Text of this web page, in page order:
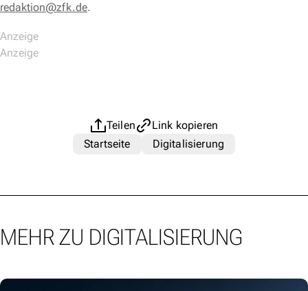
redaktion@zfk.de.
Teilen
Link kopieren
Startseite
Digitalisierung
MEHR ZU DIGITALISIERUNG